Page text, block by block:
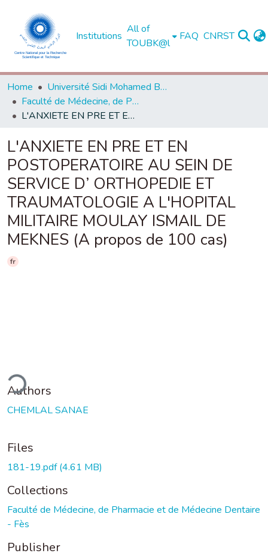
Institutions
All of
TOUBK@l
FAQ CNRST
Home
Université Sidi Mohamed Ben Abdellah de Fès
Faculté de Médecine, de Pharmacie et de Médecine Dentaire - Fès
L'ANXIETE EN PRE ET EN POSTOPERATOIRE AU SEIN DE SERVICE D’ ORTHOPEDIE ET TRAUMATOLOGIE A L'HOPITAL MILITAIRE MOULAY ISMAIL DE MEKNES (A propos de 100 cas)
L'ANXIETE EN PRE ET EN
POSTOPERATOIRE AU SEIN DE
SERVICE D’ ORTHOPEDIE ET
TRAUMATOLOGIE A L'HOPITAL
MILITAIRE MOULAY ISMAIL DE
MEKNES (A propos de 100 cas)
fr
Authors
CHEMLAL SANAE
Files
181-19.pdf(4.61 MB)
Collections
Faculté de Médecine, de Pharmacie et de Médecine Dentaire
- Fès
Publisher